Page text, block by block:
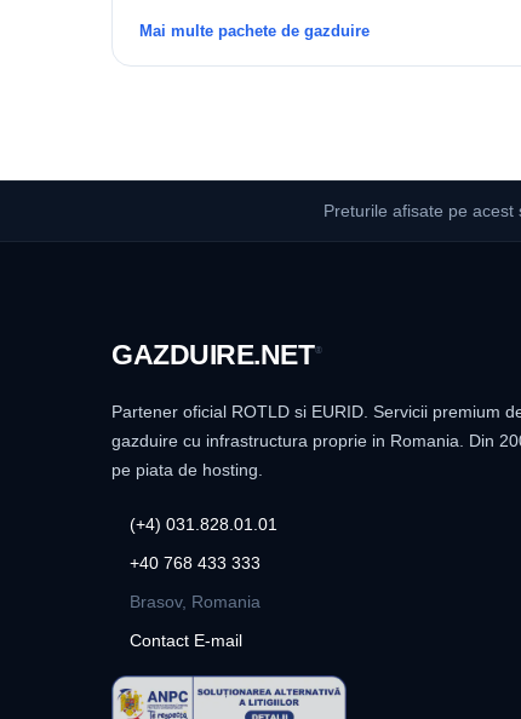
Mai multe pachete de gazduire
Preturile afisate pe acest
GAZDUIRE.NET®
Partener oficial ROTLD si EURID. Servicii premium
gazduire cu infrastructura proprie in Romania. Din
pe piata de hosting.
(+4) 031.828.01.01
+40 768 433 333
Brasov, Romania
Contact E-mail